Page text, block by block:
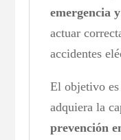
emergencia
actuar
accidentes
El objetivo
adquiera la
prevención